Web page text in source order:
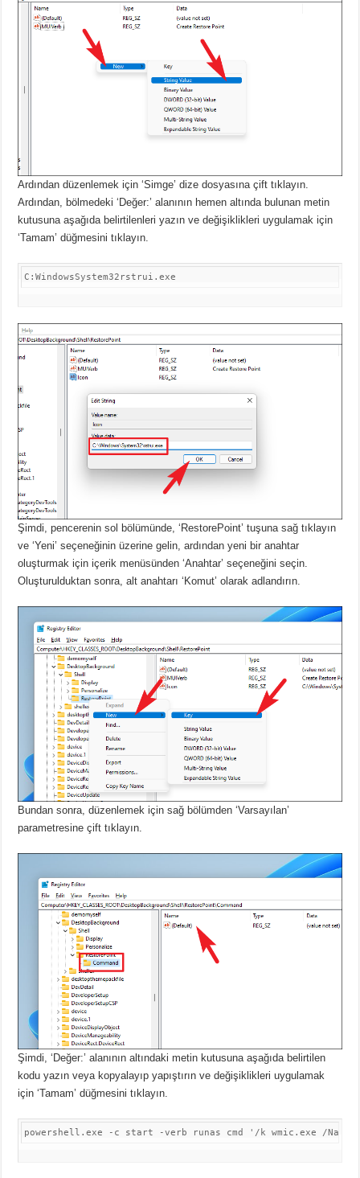
Ardından düzenlemek için ‘Simge’ dize dosyasına çift tıklayın.
Ardından, bölmedeki ‘Değer:’ alanının hemen altında bulunan metin
kutusuna aşağıda belirtilenleri yazın ve değişiklikleri uygulamak için
‘Tamam’ düğmesini tıklayın.
C:WindowsSystem32rstrui.exe
Şimdi, pencerenin sol bölümünde, ‘RestorePoint’ tuşuna sağ tıklayın
ve ‘Yeni’ seçeneğinin üzerine gelin, ardından yeni bir anahtar
oluşturmak için içerik menüsünden ‘Anahtar’ seçeneğini seçin.
Oluşturulduktan sonra, alt anahtarı ‘Komut’ olarak adlandırın.
Bundan sonra, düzenlemek için sağ bölümden ‘Varsayılan’
parametresine çift tıklayın.
Şimdi, ‘Değer:’ alanının altındaki metin kutusuna aşağıda belirtilen
kodu yazın veya kopyalayıp yapıştırın ve değişiklikleri uygulamak
için ‘Tamam’ düğmesini tıklayın.
powershell.exe -c start -verb runas cmd '/k wmic.exe /